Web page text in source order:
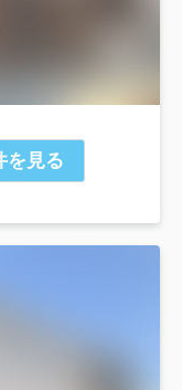
を見る